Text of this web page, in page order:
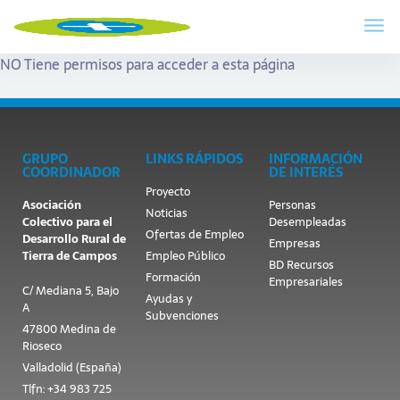
NO Tiene permisos para acceder a esta página
GRUPO
COORDINADOR
Asociación
Colectivo para el
Desarrollo Rural de
Tierra de Campos
C/ Mediana 5, Bajo
A
47800 Medina de
Rioseco
Valladolid (España)
Tlfn: +34 983 725
LINKS RÁPIDOS
Proyecto
Noticias
Ofertas de Empleo
Empleo Público
Formación
Ayudas y
Subvenciones
INFORMACIÓN
DE INTERÉS
Personas
Desempleadas
Empresas
BD Recursos
Empresariales